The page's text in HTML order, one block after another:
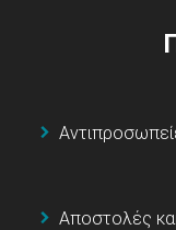
Αποστολές